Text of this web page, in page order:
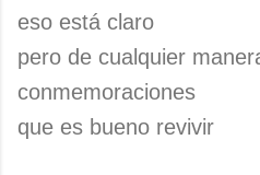
eso está claro
pero de cualquier
conmemoraciones
que es bueno revivir